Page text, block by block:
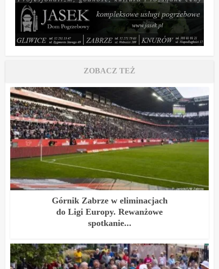
ZOBACZ TEŻ
Górnik Zabrze w eliminacjach
do Ligi Europy. Rewanżowe
spotkanie...